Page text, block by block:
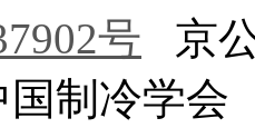
号 京
国制冷学会